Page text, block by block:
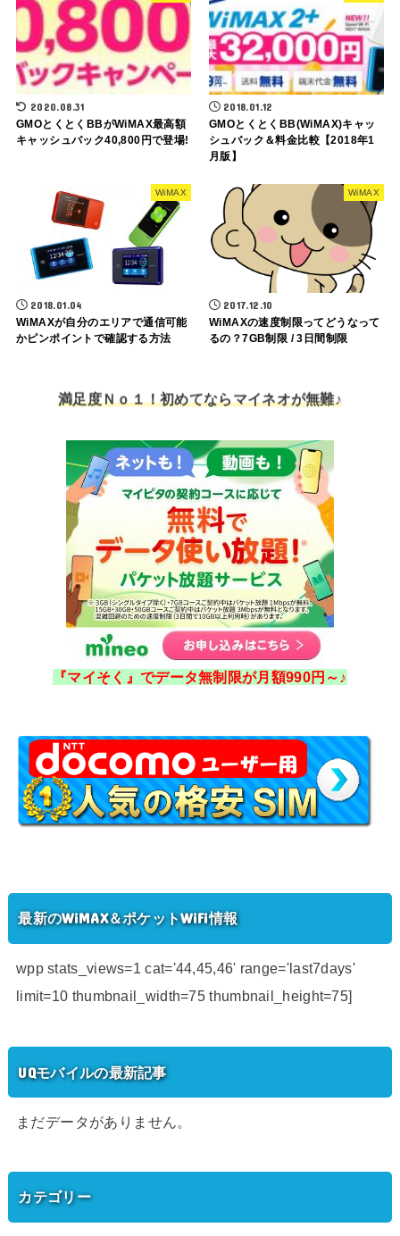
2020.08.31
GMOとくとくBBがWiMAX最高額
キャッシュバック40,800円で登場!
2018.01.12
GMOとくとくBB(WiMAX)キャッ
シュバック＆料金比較【2018年1
月版】
WiMAX
2018.01.04
WiMAXが自分のエリアで通信可能
かピンポイントで確認する方法
WiMAX
2017.12.10
WiMAXの速度制限ってどうなって
るの？7GB制限 / 3日間制限
満足度Ｎｏ１！初めてならマイネオが無難♪
『マイそく』でデータ無制限が月額990円～♪
最新のWiMAX＆ポケットWiFi情報
wpp stats_views=1 cat='44,45,46' range='last7days'
limit=10 thumbnail_width=75 thumbnail_height=75]
UQモバイルの最新記事
まだデータがありません。
カテゴリー